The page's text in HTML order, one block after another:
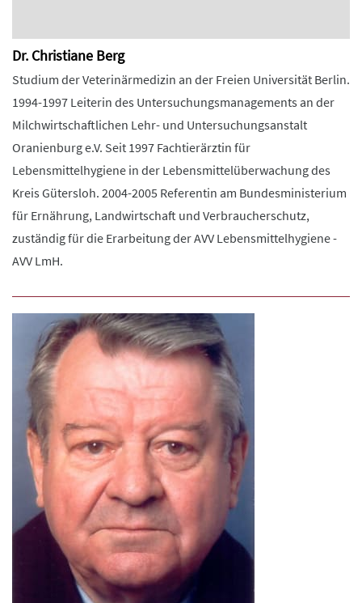
Dr. Christiane Berg
Studium der Veterinärmedizin an der Freien Universität Berlin.
1994-1997 Leiterin des Untersuchungsmanagements an der
Milchwirtschaftlichen Lehr- und Untersuchungsanstalt
Oranienburg e.V. Seit 1997 Fachtierärztin für
Lebensmittelhygiene in der Lebensmittelüberwachung des
Kreis Gütersloh. 2004-2005 Referentin am Bundesministerium
für Ernährung, Landwirtschaft und Verbraucherschutz,
zuständig für die Erarbeitung der AVV Lebensmittelhygiene -
AVV LmH.